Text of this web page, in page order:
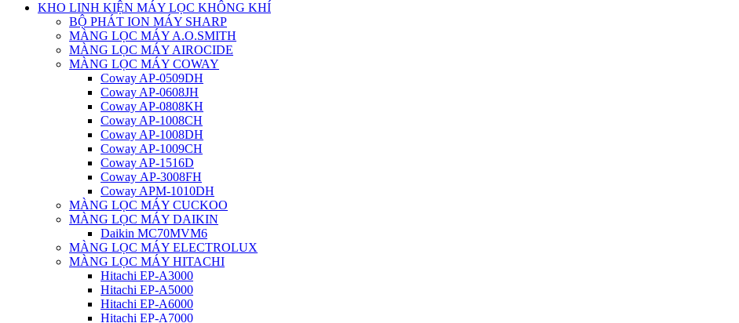
KHO LINH KIỆN MÁY LỌC KHÔNG KHÍ
BỘ PHÁT ION MÁY SHARP
MÀNG LỌC MÁY A.O.SMITH
MÀNG LỌC MÁY AIROCIDE
MÀNG LỌC MÁY COWAY
Coway AP-0509DH
Coway AP-0608JH
Coway AP-0808KH
Coway AP-1008CH
Coway AP-1008DH
Coway AP-1009CH
Coway AP-1516D
Coway AP-3008FH
Coway APM-1010DH
MÀNG LỌC MÁY CUCKOO
MÀNG LỌC MÁY DAIKIN
Daikin MC70MVM6
MÀNG LỌC MÁY ELECTROLUX
MÀNG LỌC MÁY HITACHI
Hitachi EP-A3000
Hitachi EP-A5000
Hitachi EP-A6000
Hitachi EP-A7000